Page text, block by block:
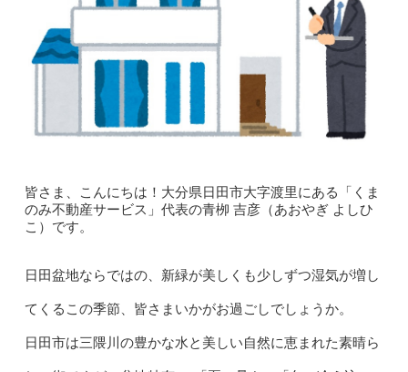
皆さま、こんにちは！大分県日田市大字渡里にある「くま
のみ不動産サービス」代表の青栁 吉彦（あおやぎ よしひ
こ）です。
日田盆地ならではの、新緑が美しくも少しずつ湿気が増し
てくるこの季節、皆さまいかがお過ごしでしょうか。
日田市は三隈川の豊かな水と美しい自然に恵まれた素晴ら